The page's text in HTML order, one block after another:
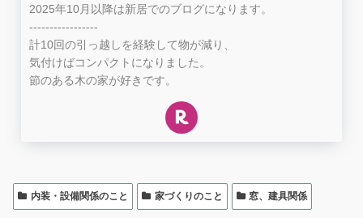
2025年10月以降は新居でのブログになります。
-----------------
計10回の引っ越しを経験して物が減り、
気付けばコンパクトになりました。
節のある木の家が好きです。
内装・設備関係のこと 家づくりのこと 窓、建具関係